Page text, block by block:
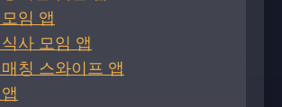
임 앱
사 모임 앱
칭 스와이프 앱